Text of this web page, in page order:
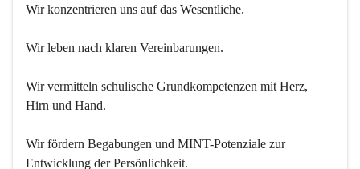
Wir konzentrieren uns auf das Wesentliche.
Wir leben nach klaren Vereinbarungen.
Wir vermitteln schulische Grundkompetenzen mit Herz,
Hirn und Hand.
Wir fördern Begabungen und MINT-Potenziale zur
Entwicklung der Persönlichkeit.